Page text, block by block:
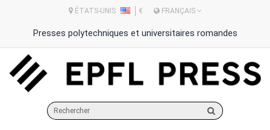
ÉTATS-UNIS € FRANÇAIS
Presses polytechniques et universitaires romandes
sur